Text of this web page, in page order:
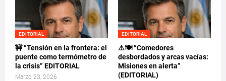
EDITORIAL
🚧 “Tensión en la frontera: el
puente como termómetro de
la crisis” EDITORIAL
Marzo 23, 2026
EDITORIAL
⚠️🍽️ “Comedores
desbordados y arcas vacías:
Misiones en alerta”
(EDITORIAL)